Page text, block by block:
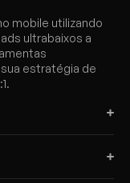
mobile utilizando
ultrabaixos a
estratégia de